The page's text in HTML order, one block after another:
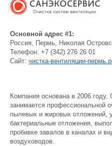
Основной адрес #1:
Россия, Пермь, Николая
Телефон: +7 (342) 276 26 01
Сайт: чистка-вентиляции-
Компания основана в 2006
занимается профессиональной
пылевых и жировых отложений,
бактериальные отложения,
пробивке завалов в каналах и
воздуховодов.